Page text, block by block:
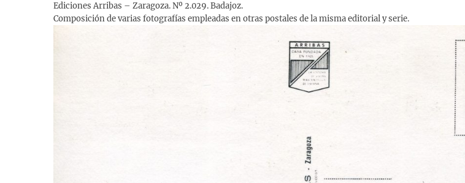
Ediciones Arribas – Zaragoza. Nº 2.029. Badajoz.
Composición de varias fotografías empleadas en otras postales de la misma editorial y serie.